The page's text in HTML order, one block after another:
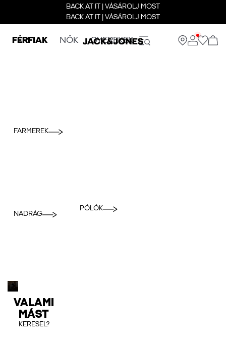
BACK AT IT | VÁSÁROLJ MOST
BACK AT IT | VÁSÁROLJ MOST
FÉRFIAK NŐK GYEREKEK
FARMEREK
NADRÁG
PÓLÓK
VALAMI
MÁST
KERESEL?